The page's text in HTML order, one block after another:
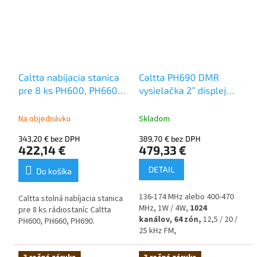
Caltta nabíjacia stanica
pre 8 ks PH600, PH660,
Na objednávku
343,20 € bez DPH
422,14 €
Do košíka
Caltta stolná nabíjacia stanica
pre 8 ks rádiostaníc Caltta
PH600, PH660, PH690.
Nezávislé nabíjanie bez
Caltta PH690 DMR
vysielačka 2” displej
Bluetooth
Skladom
389,70 € bez DPH
479,33 €
DETAIL
136-174 MHz alebo 400-470
MHz, 1W / 4W, 1024
kanálov, 64 zón, 12,5 / 20 /
25 kHz FM,
GPS, Bluetooth,2”
displej,plná